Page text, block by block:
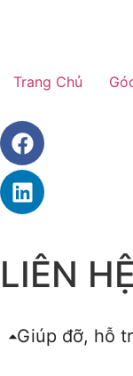
Trang Chủ
LIÊN HỆ
Giúp đỡ, hỗ